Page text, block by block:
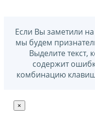
Если Вы заметили
мы будем
Выделите
содержит
комбинацию
×